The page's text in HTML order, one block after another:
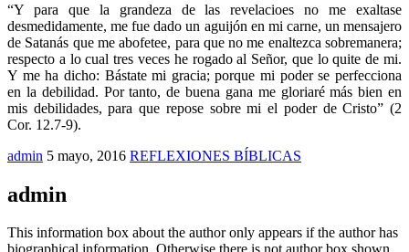
“Y para que la grandeza de las revelacioes no me exaltase
desmedidamente, me fue dado un aguijón en mi carne, un mensajero
de Satanás que me abofetee, para que no me enaltezca sobremanera;
respecto a lo cual tres veces he rogado al Señor, que lo quite de mi.
Y me ha dicho: Bástate mi gracia; porque mi poder se perfecciona
en la debilidad. Por tanto, de buena gana me gloriaré más bien en
mis debilidades, para que repose sobre mi el poder de Cristo” (2
Cor. 12.7-9).
admin 5 mayo, 2016 REFLEXIONES BÍBLICAS
admin
This information box about the author only appears if the author has